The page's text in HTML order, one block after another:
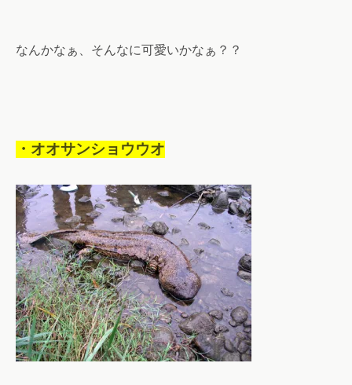
なんかなぁ、そんなに可愛いかなぁ？？
・オオサンショウウオ